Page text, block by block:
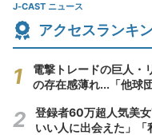
J-CAST ニュース
アクセスランキ
電撃トレードの巨人・
の存在感薄れ...「他球
登録者60万超人気美
いい人に出会えた」「